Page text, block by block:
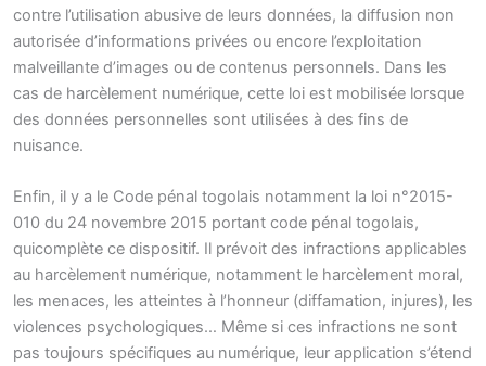
contre l’utilisation abusive de leurs données, la diffusion non
autorisée d’informations privées ou encore l’exploitation
malveillante d’images ou de contenus personnels. Dans les
cas de harcèlement numérique, cette loi est mobilisée lorsque
des données personnelles sont utilisées à des fins de
nuisance.
Enfin, il y a le Code pénal togolais notamment la loi n°2015-
010 du 24 novembre 2015 portant code pénal togolais,
quicomplète ce dispositif. Il prévoit des infractions applicables
au harcèlement numérique, notamment le harcèlement moral,
les menaces, les atteintes à l’honneur (diffamation, injures), les
violences psychologiques… Même si ces infractions ne sont
pas toujours spécifiques au numérique, leur application s’étend